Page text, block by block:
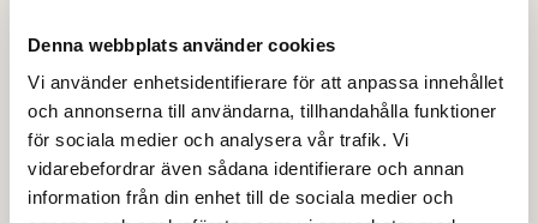
Denna webbplats använder cookies
Vi använder enhetsidentifierare för att anpassa innehållet
och annonserna till användarna, tillhandahålla funktioner
för sociala medier och analysera vår trafik. Vi
vidarebefordrar även sådana identifierare och annan
information från din enhet till de sociala medier och
Klicka här för att läsa mer om hur du ansöker.
Vårdbehov
Läkare, sjuksköterska, arbetsterapeut och
sjukgymnast/fysioterapeut finns för ditt hälso- och
sjukvårdsbehov.